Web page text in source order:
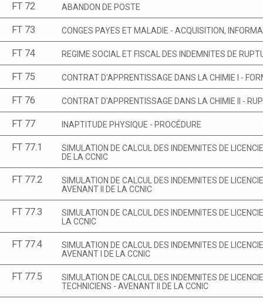
FT 72 ABANDON DE POSTE
FT 73 CONGES PAYES ET MALADIE - ACQUISITION,
FT 74 REGIME SOCIAL ET FISCAL DES INDEMNITES DE
FT 75 CONTRAT D'APPRENTISSAGE DANS LA CHIMIE I -
FT 76 CONTRAT D'APPRENTISSAGE DANS LA CHIMIE II -
FT 77 INAPTITUDE PHYSIQUE - PROCÉDURE
FT 77.1
SIMULATION DE CALCUL DES INDEMNITES DE
DE LA CCNIC
FT 77.2
SIMULATION DE CALCUL DES INDEMNITES DE
AVENANT II DE LA CCNIC
FT 77.3
SIMULATION DE CALCUL DES INDEMNITES DE
LA CCNIC
FT 77.4
SIMULATION DE CALCUL DES INDEMNITES DE
AVENANT I DE LA CCNIC
FT 77.5
SIMULATION DE CALCUL DES INDEMNITES DE
TECHNICIENS - AVENANT II DE LA CCNIC